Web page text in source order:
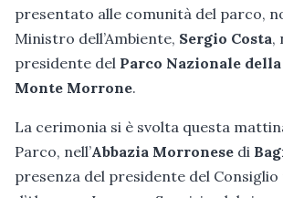
presentato alle comunità del parco,
Ministro dell’Ambiente, Sergio Costa,
presidente del Parco Nazionale
Monte Morrone.
La cerimonia si è svolta questa
Parco, nell’Abbazia Morronese di
presenza del presidente del